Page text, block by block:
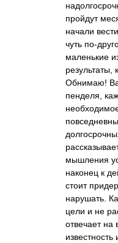
пройдут
начали
чуть по-
маленькие
результаты,
Обнимаю!
пенделя,
мышления
наконец к
стоит
нарушать.
цели и не
отвечает